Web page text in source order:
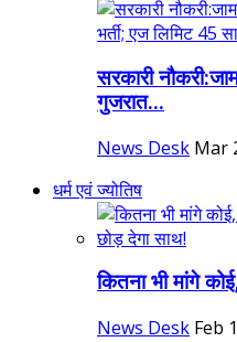
सरकारी
गुजरात...
News Desk Mar
धर्म एवं ज्योतिष
कितना भी मांगे
News Desk Feb